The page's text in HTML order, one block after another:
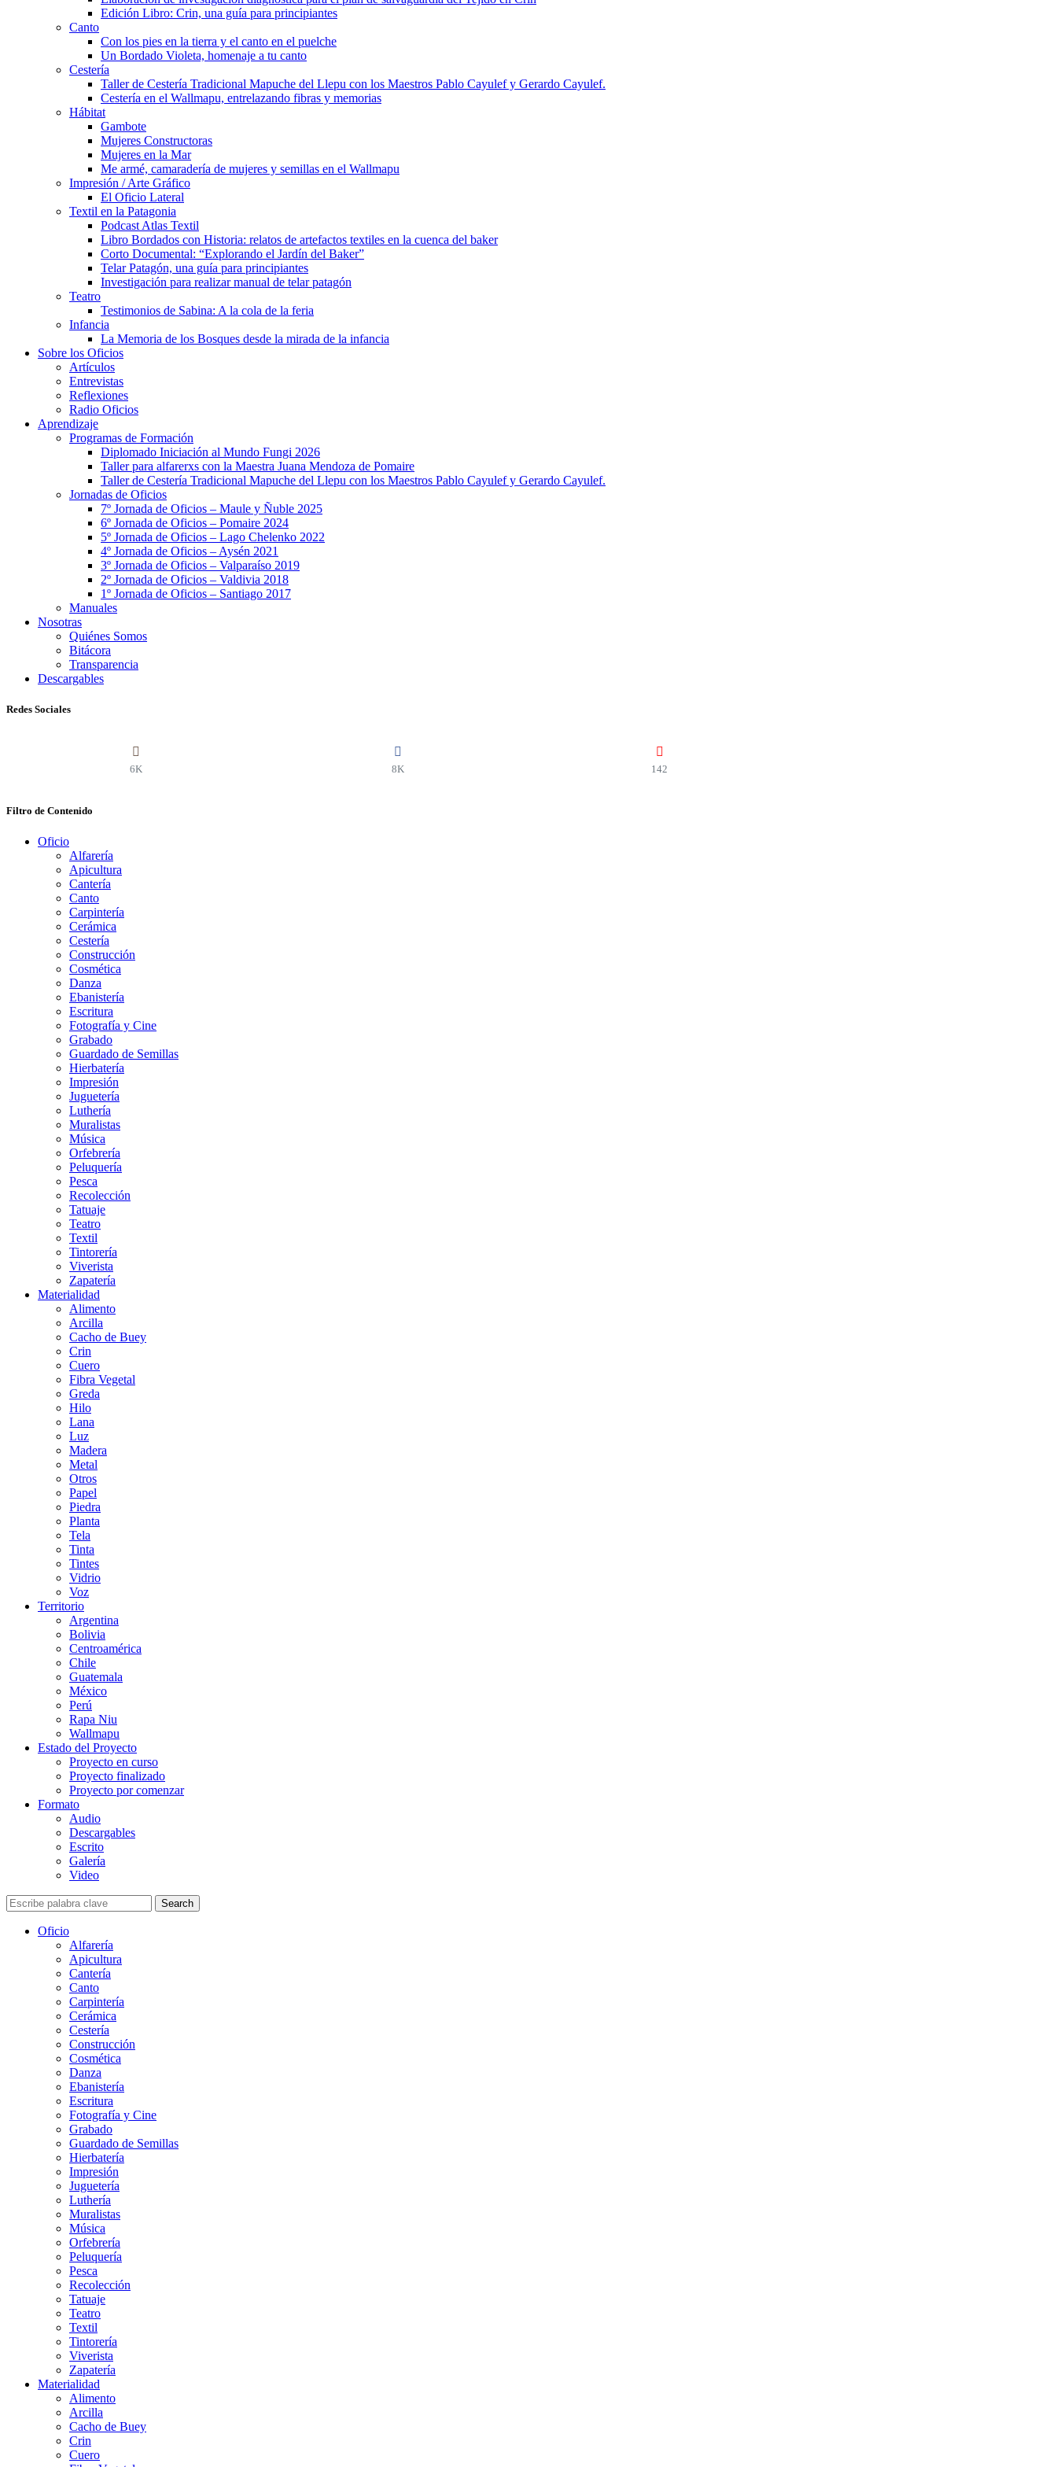
Edición Libro: Crin, una guía para principiantes
Canto
Con los pies en la tierra y el canto en el puelche
Un Bordado Violeta, homenaje a tu canto
Cestería
Taller de Cestería Tradicional Mapuche del Llepu con los Maestros Pablo Cayulef y Gerardo Cayulef.
Cestería en el Wallmapu, entrelazando fibras y memorias
Hábitat
Gambote
Mujeres Constructoras
Mujeres en la Mar
Me armé, camaradería de mujeres y semillas en el Wallmapu
Impresión / Arte Gráfico
El Oficio Lateral
Textil en la Patagonia
Podcast Atlas Textil
Libro Bordados con Historia: relatos de artefactos textiles en la cuenca del baker
Corto Documental: “Explorando el Jardín del Baker”
Telar Patagón, una guía para principiantes
Investigación para realizar manual de telar patagón
Teatro
Testimonios de Sabina: A la cola de la feria
Infancia
La Memoria de los Bosques desde la mirada de la infancia
Sobre los Oficios
Artículos
Entrevistas
Reflexiones
Radio Oficios
Aprendizaje
Programas de Formación
Diplomado Iniciación al Mundo Fungi 2026
Taller para alfarerxs con la Maestra Juana Mendoza de Pomaire
Taller de Cestería Tradicional Mapuche del Llepu con los Maestros Pablo Cayulef y Gerardo Cayulef.
Jornadas de Oficios
7º Jornada de Oficios – Maule y Ñuble 2025
6º Jornada de Oficios – Pomaire 2024
5º Jornada de Oficios – Lago Chelenko 2022
4º Jornada de Oficios – Aysén 2021
3º Jornada de Oficios – Valparaíso 2019
2º Jornada de Oficios – Valdivia 2018
1º Jornada de Oficios – Santiago 2017
Manuales
Nosotras
Quiénes Somos
Bitácora
Transparencia
Descargables
Redes Sociales
6K 8K 142
Filtro de Contenido
Oficio
Alfarería
Apicultura
Cantería
Canto
Carpintería
Cerámica
Cestería
Construcción
Cosmética
Danza
Ebanistería
Escritura
Fotografía y Cine
Grabado
Guardado de Semillas
Hierbatería
Impresión
Juguetería
Luthería
Muralistas
Música
Orfebrería
Peluquería
Pesca
Recolección
Tatuaje
Teatro
Textil
Tintorería
Viverista
Zapatería
Materialidad
Alimento
Arcilla
Cacho de Buey
Crin
Cuero
Fibra Vegetal
Greda
Hilo
Lana
Luz
Madera
Metal
Otros
Papel
Piedra
Planta
Tela
Tinta
Tintes
Vidrio
Voz
Territorio
Argentina
Bolivia
Centroamérica
Chile
Guatemala
México
Perú
Rapa Niu
Wallmapu
Estado del Proyecto
Proyecto en curso
Proyecto finalizado
Proyecto por comenzar
Formato
Audio
Descargables
Escrito
Galería
Video
Search
Oficio
Alfarería
Apicultura
Cantería
Canto
Carpintería
Cerámica
Cestería
Construcción
Cosmética
Danza
Ebanistería
Escritura
Fotografía y Cine
Grabado
Guardado de Semillas
Hierbatería
Impresión
Juguetería
Luthería
Muralistas
Música
Orfebrería
Peluquería
Pesca
Recolección
Tatuaje
Teatro
Textil
Tintorería
Viverista
Zapatería
Materialidad
Alimento
Arcilla
Cacho de Buey
Crin
Cuero